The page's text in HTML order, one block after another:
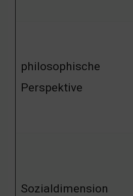
philosophische
Perspektive
Sozialdimension